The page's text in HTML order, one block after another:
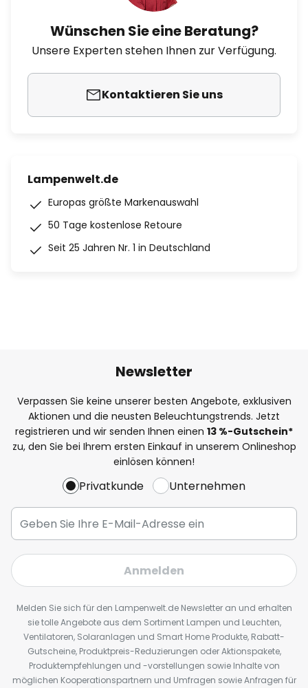
Wünschen Sie eine Beratung?
Unsere Experten stehen Ihnen zur Verfügung.
Kontaktieren Sie uns
Lampenwelt.de
Europas größte Markenauswahl
50 Tage kostenlose Retoure
Seit 25 Jahren Nr. 1 in Deutschland
Newsletter
Verpassen Sie keine unserer besten Angebote, exklusiven
Aktionen und die neusten Beleuchtungstrends. Jetzt
registrieren und wir senden Ihnen einen 13 %-Gutschein*
zu, den Sie bei Ihrem ersten Einkauf in unserem Onlineshop
einlösen können!
Privatkunde Unternehmen
Anmelden
Melden Sie sich für den Lampenwelt.de Newsletter an und erhalten
sie tolle Angebote aus dem Sortiment Lampen und Leuchten,
Ventilatoren, Solaranlagen und Smart Home Produkte, Rabatt-
Gutscheine, Produktpreis-Reduzierungen oder Aktionspakete,
Produktempfehlungen und -vorstellungen sowie Inhalte von
möglichen Kooperationspartnern und Umfragen sowie Anfragen für